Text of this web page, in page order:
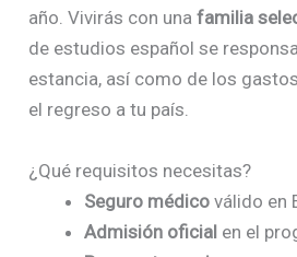
año. Vivirás con unafamilia
de estudios español se
estancia, así como de los
el regreso a tu país.
¿Qué requisitos necesitas?
Seguro médico válido en
Admisión oficial en el